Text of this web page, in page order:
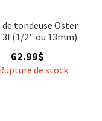
de tondeuse Oster
2'' ou 13mm)
62.99$
de stock